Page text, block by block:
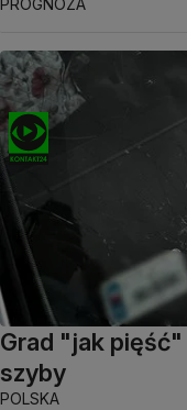
PROGNOZA
Grad "jak pięść"
szyby
POLSKA